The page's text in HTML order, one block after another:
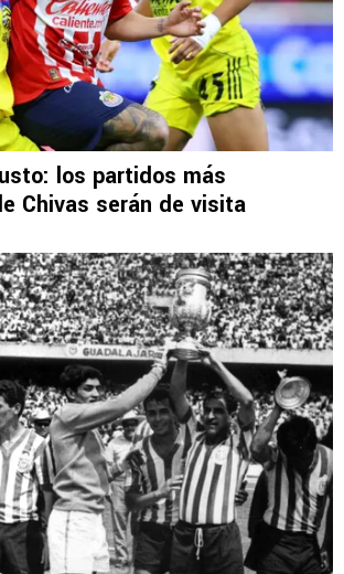
los partidos más
Chivas serán de visita